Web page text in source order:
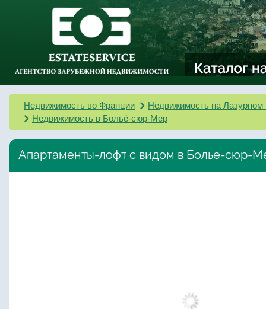
Недвижимость во Франции
Недвижимость на Лазурном
Недвижимость в Больё-сюр-Мер
Апартаменты-лофт с видом в Болье-сюр-